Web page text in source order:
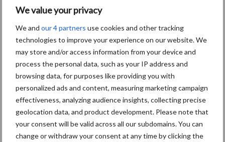
We value your privacy
We and our 4 partners use cookies and other tracking
technologies to improve your experience on our website. We
may store and/or access information from your device and
process the personal data, such as your IP address and
browsing data, for purposes like providing you with
personalized ads and content, measuring marketing campaign
effectiveness, analyzing audience insights, collecting precise
geolocation data, and product development. Please note that
your consent will be valid across all our subdomains. You can
change or withdraw your consent at any time by clicking the
Vakblad de Loonwerker behandelt vaktechniek,
terugkerende rubrieken zoals ‘Machine in de kijker’ en
‘Loonwerker in beeld’. Het beschrijft de laatste ontwikkelingen in
trends van de sector waarmee het een onmisbaar vakblad is voor
de agrarische loonwerker.
Shop direct een jaarabonnement of bekijk alle mogelijkheden via
deloonwerker.nl/abonneren.
Vakblad de Loonwerker is een uitgave vanProsu.